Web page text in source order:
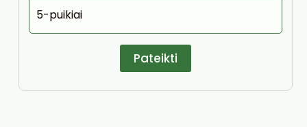
5-puikiai